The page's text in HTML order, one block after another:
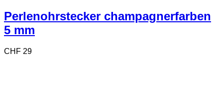
Perlenohrstecker champagnerfarben
5 mm
CHF 29